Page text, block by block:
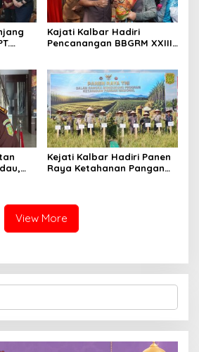
Kajati Kalbar Hadiri
Pencanangan BBGRM XXIII,
Kalimantan Barat Tahun
2026
Kejati Kalbar Hadiri Panen
Raya Ketahanan Pangan
View More